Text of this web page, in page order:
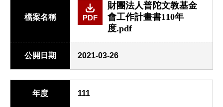
檔案名稱 PDF
財團法人普陀文教基金
會工作計畫書110年
度.pdf
公開日期 2021-03-26
年度 111